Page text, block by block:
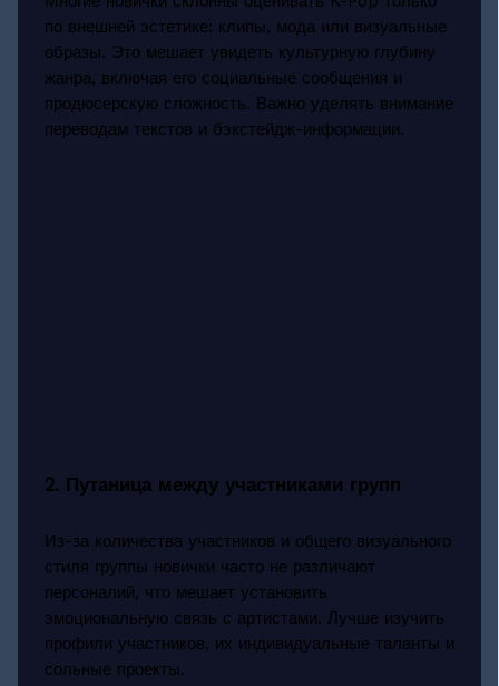
по внешней эстетике: клипы, мода или визуальные
образы. Это мешает увидеть культурную глубину
жанра, включая его социальные сообщения и
продюсерскую сложность. Важно уделять внимание
переводам текстов и бэкстейдж-информации.
2. Путаница между участниками групп
Из-за количества участников и общего визуального
стиля группы новички часто не различают
персоналий, что мешает установить
эмоциональную связь с артистами. Лучше изучить
профили участников, их индивидуальные таланты и
сольные проекты.